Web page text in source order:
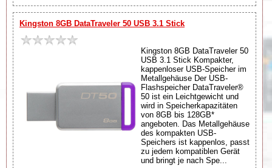
Kingston 8GB DataTraveler 50 USB 3.1 Stick
Kingston 8GB DataTraveler 50
USB 3.1 Stick Kompakter,
kappenloser USB-Speicher im
Metallgehäuse Der USB-
Flashspeicher DataTraveler®
50 ist ein Leichtgewicht und
wird in Speicherkapazitäten
von 8GB bis 128GB*
angeboten. Das Metallgehäuse
des kompakten USB-
Speichers ist kappenlos, passt
zu jedem kompatiblen Gerät
und bringt je nach Spe...